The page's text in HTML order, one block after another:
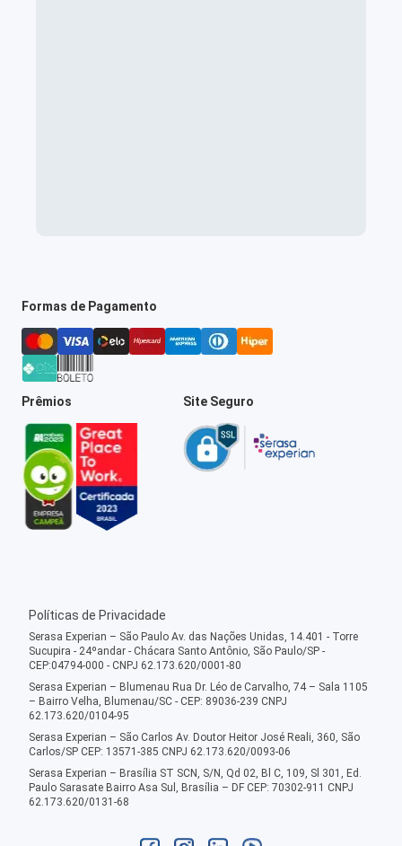
Formas de Pagamento
Prêmios Site Seguro
Políticas de Privacidade
Serasa Experian – São Paulo Av. das Nações Unidas, 14.401 - Torre
Sucupira - 24ºandar - Chácara Santo Antônio, São Paulo/SP -
CEP:04794-000 - CNPJ 62.173.620/0001-80
Serasa Experian – Blumenau Rua Dr. Léo de Carvalho, 74 – Sala 1105
– Bairro Velha, Blumenau/SC - CEP: 89036-239 CNPJ
62.173.620/0104-95
Serasa Experian – São Carlos Av. Doutor Heitor José Reali, 360, São
Carlos/SP CEP: 13571-385 CNPJ 62.173.620/0093-06
Serasa Experian – Brasília ST SCN, S/N, Qd 02, Bl C, 109, Sl 301, Ed.
Paulo Sarasate Bairro Asa Sul, Brasília – DF CEP: 70302-911 CNPJ
62.173.620/0131-68